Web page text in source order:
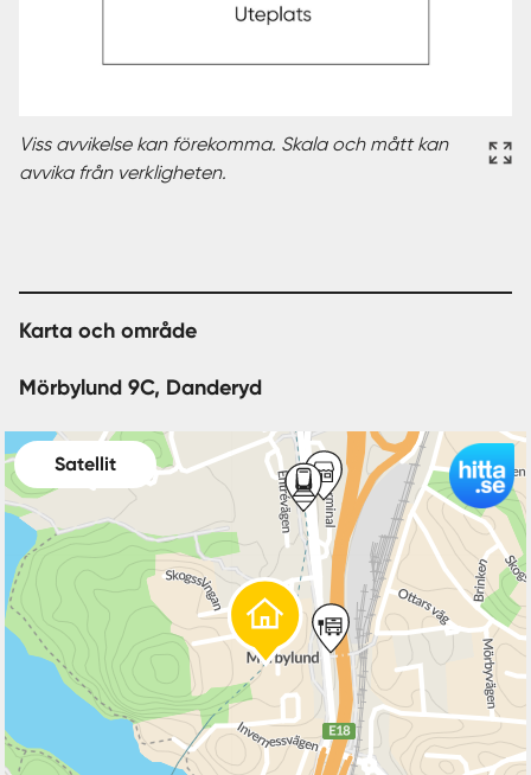
Viss avvikelse kan förekomma. Skala och mått kan
avvika från verkligheten.
Karta och område
Mörbylund 9C, Danderyd
Satellit